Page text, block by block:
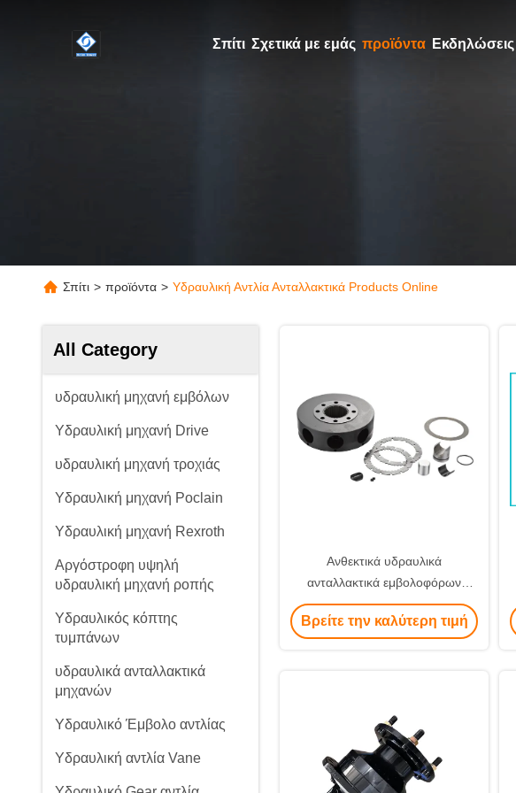
Σπίτι Σχετικά με εμάς προϊόντα Εκδηλώσεις
Σπίτι > προϊόντα > Υδραυλική Αντλία Ανταλλακτικά Products Online
All Category
υδραυλική μηχανή εμβόλων
Υδραυλική μηχανή Drive
υδραυλική μηχανή τροχιάς
Υδραυλική μηχανή Poclain
Υδραυλική μηχανή Rexroth
Αργόστροφη υψηλή
υδραυλική μηχανή ροπής
Υδραυλικός κόπτης
τυμπάνων
υδραυλικά ανταλλακτικά
μηχανών
Υδραυλικό Έμβολο αντλίας
Υδραυλική αντλία Vane
Ανθεκτικά υδραυλικά
ανταλλακτικά εμβολοφόρων
αντλιών, ένδυση - ανθεκτικά μέρη
υδραυλικών αντλιών
Βρείτε την καλύτερη τιμή